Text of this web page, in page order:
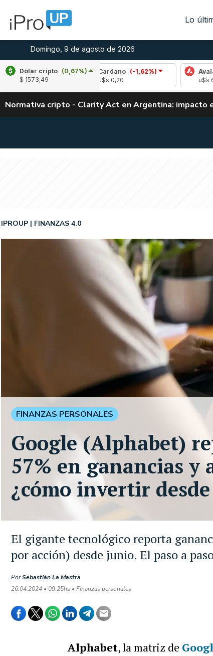
Lo
Domingo, 9 de agosto de 2026
Dólar cripto (0,67%)
$ 1573,49
Cardano
(-1,62%)
Avalanche (-
Normativa cripto - Clarity Act en Argentina: impacto
El gigante tecnológico reporta
por acción) desde junio. El paso a
IPROUP FINANZAS 4.0
PorSebastián La Mastra
26.04.2024 • 09:25hs • Finanzas personales
FINANZAS PERSONALES
Google (Alphabet)
57% en ganancias
¿cómo invertir
Alphabet, la matriz de